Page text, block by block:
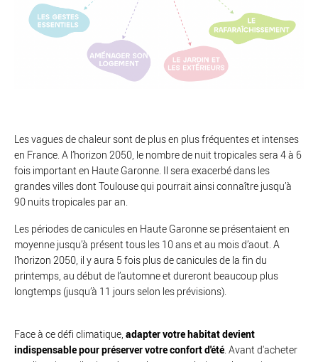
Les vagues de chaleur sont de plus en plus fréquentes et intenses
en France. A l’horizon 2050, le nombre de nuit tropicales sera 4 à 6
fois important en Haute Garonne. Il sera exacerbé dans les
grandes villes dont Toulouse qui pourrait ainsi connaître jusqu’à
90 nuits tropicales par an.
Les périodes de canicules en Haute Garonne se présentaient en
moyenne jusqu’à présent tous les 10 ans et au mois d’aout. A
l’horizon 2050, il y aura 5 fois plus de canicules de la fin du
printemps, au début de l’automne et dureront beaucoup plus
longtemps (jusqu’à 11 jours selon les prévisions).
Face à ce défi climatique, adapter votre habitat devient
indispensable pour préserver votre confort d'été. Avant d'acheter